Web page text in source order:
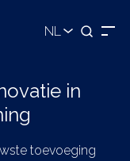
NL
in
toevoeging